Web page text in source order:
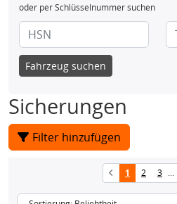
oder per Schlüsselnummer suchen
Fahrzeug suchen
Sicherungen
Filter hinzufügen
1 2 3 ...